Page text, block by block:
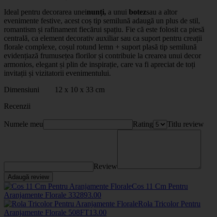
Ideal pentru decorarea uneinunți, a unui botezsau a altor
evenimente festive, acest coș tip semilună adaugă un plus de stil,
romantism și rafinament fiecărui spațiu. Fie că este folosit ca piesă
centrală, ca element decorativ auxiliar sau ca suport pentru creații
florale complexe, coșul rotund lemn + suport plasă tip semilună
evidențiază frumusețea florilor și contribuie la crearea unui decor
armonios, elegant și plin de inspirație, care va fi apreciat de toți
invitații și vizitatorii evenimentului.
Dimensiuni 12 x 10 x 33 cm
Recenzii
Numele meu Rating Titlu review
Review
Adaugă review
Cos 11 Cm Pentru
Aranjamente Florale 332893.00
Rola Tricolor Pentru
Aranjamente Florale 508FT13.00